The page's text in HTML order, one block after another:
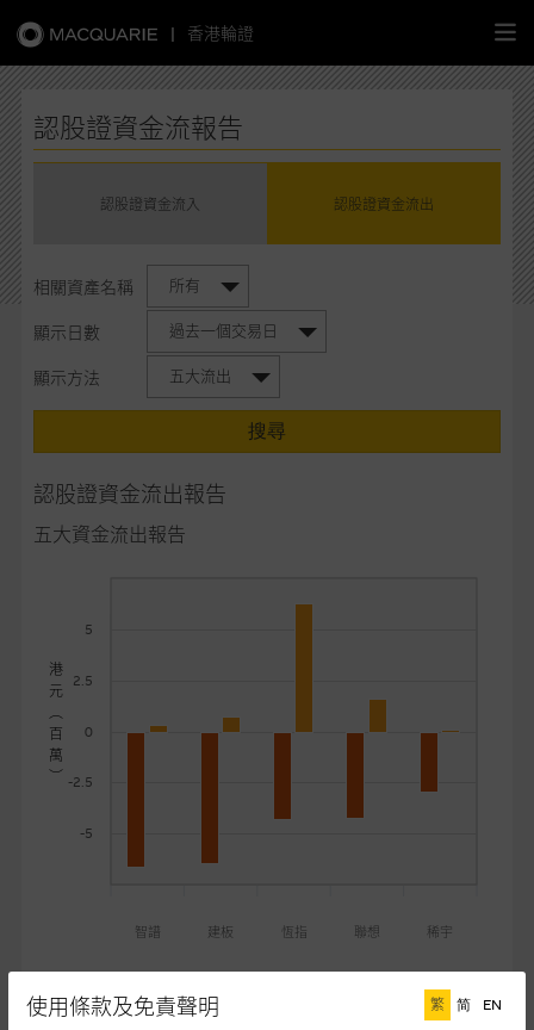
| 香港輪證
認股證
選股攻略
麥格理投資教室
認股證資金流報告
認股證資金流入 認股證資金流出
相關資產名稱 所有
顯示日數 過去一個交易日
顯示方法 五大流出
搜尋
認股證資金流出報告
五大資金流出報告
智譜 建板 恆指 聯想 稀宇
-5
-2.5
0
2.5
5
港
元
︵
百
萬
︶
使用條款及免責聲明 繁 简 EN